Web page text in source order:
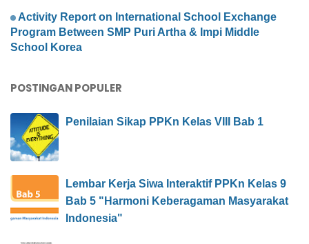
Activity Report on International School Exchange
Program Between SMP Puri Artha & Impi Middle
School Korea
POSTINGAN POPULER
Penilaian Sikap PPKn Kelas VIII Bab 1
Lembar Kerja Siwa Interaktif PPKn Kelas 9
Bab 5 "Harmoni Keberagaman Masyarakat
Indonesia"